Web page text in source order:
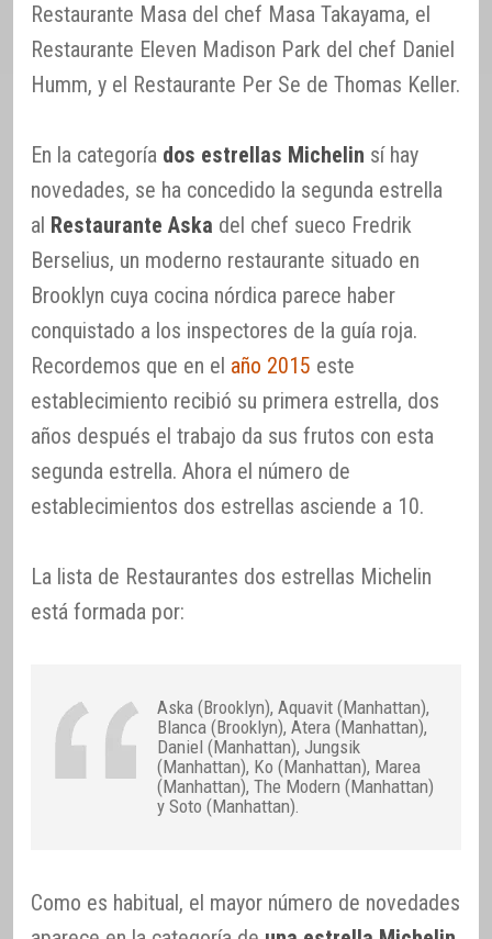
Restaurante Masa del chef Masa Takayama, el
Restaurante Eleven Madison Park del chef Daniel
Humm, y el Restaurante Per Se de Thomas Keller.
En la categoría dos estrellas Michelin sí hay
novedades, se ha concedido la segunda estrella
al Restaurante Aska del chef sueco Fredrik
Berselius, un moderno restaurante situado en
Brooklyn cuya cocina nórdica parece haber
conquistado a los inspectores de la guía roja.
Recordemos que en el año 2015 este
establecimiento recibió su primera estrella, dos
años después el trabajo da sus frutos con esta
segunda estrella. Ahora el número de
establecimientos dos estrellas asciende a 10.
La lista de Restaurantes dos estrellas Michelin
está formada por:
Aska (Brooklyn), Aquavit (Manhattan),
Blanca (Brooklyn), Atera (Manhattan),
Daniel (Manhattan), Jungsik
(Manhattan), Ko (Manhattan), Marea
(Manhattan), The Modern (Manhattan)
y Soto (Manhattan).
Como es habitual, el mayor número de novedades